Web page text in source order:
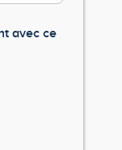
avec ce